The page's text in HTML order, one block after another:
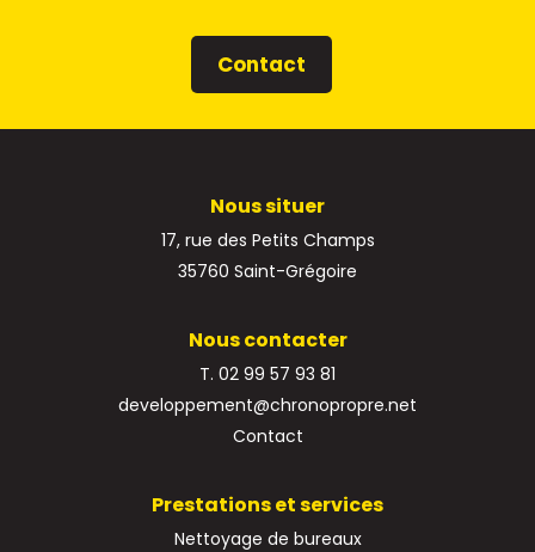
Contact
Nous situer
17, rue des Petits Champs
35760 Saint-Grégoire
Nous contacter
T. 02 99 57 93 81
developpement@chronopropre.net
Contact
Prestations et services
Nettoyage de bureaux